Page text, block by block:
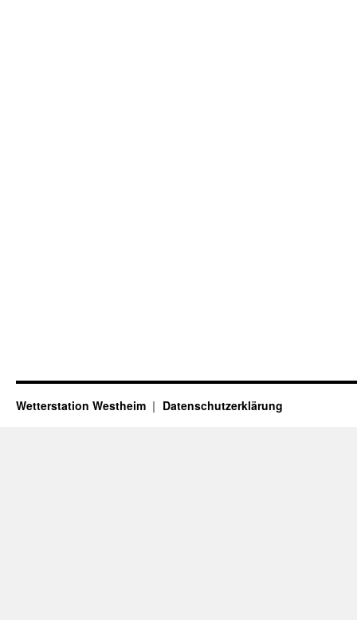
Wetterstation Westheim Datenschutzerklärung